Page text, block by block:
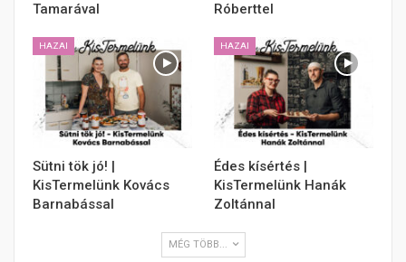
Tamarával
Róberttel
HAZAI
Sütni tök jó! |
KisTermelünk Kovács
Barnabással
HAZAI
Édes kísértés |
KisTermelünk Hanák
Zoltánnal
MÉG TÖBB...